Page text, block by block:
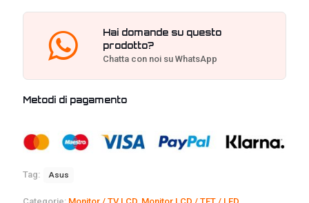
Hai domande su questo
prodotto?
Chatta con noi su WhatsApp
Metodi di pagamento
Tag: Asus